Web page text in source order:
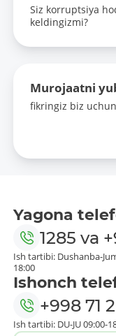
Siz korruptsiya
keldingizmi?
Murojaatni
fikringiz biz
Yagona
1285 va
Ish tartibi: Dushanba-
18:00
Ishonch
+998 71
Ish tartibi: DU-JU 09:00-